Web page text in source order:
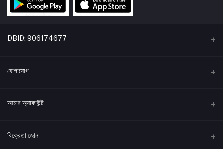
DBID: 906174677
একটি বিডিকৃষি উদ্যোগ
যোগাযোগ
*ঠিকানা:
*ফোন নাম্বার
আমার অ্যাকাউন্ট
লগইন করুন
বিক্রেতা জোন